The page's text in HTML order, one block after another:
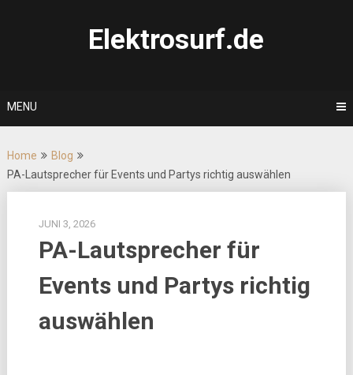
Elektrosurf.de
MENU
Home
Blog
PA-Lautsprecher für Events und Partys richtig auswählen
JUNI 3, 2026
PA-Lautsprecher für
Events und Partys richtig
auswählen